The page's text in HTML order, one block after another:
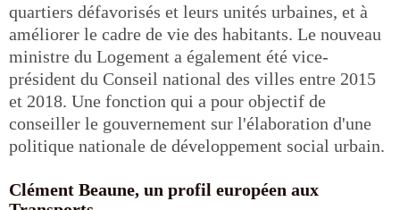
quartiers défavorisés et leurs unités urbaines, et à
améliorer le cadre de vie des habitants. Le nouveau
ministre du Logement a également été vice-
président du Conseil national des villes entre 2015
et 2018. Une fonction qui a pour objectif de
conseiller le gouvernement sur l'élaboration d'une
politique nationale de développement social urbain.
Clément Beaune, un profil européen aux